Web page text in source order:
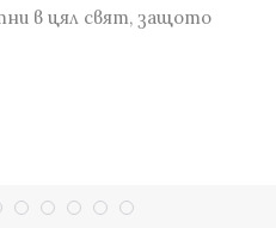
в цял свят, защото